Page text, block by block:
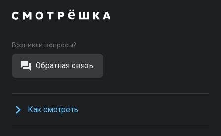
Возникли вопросы?
Обратная связь
Как смотреть